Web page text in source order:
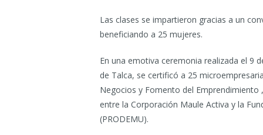
Las clases se impartieron gracias a un
beneficiando a 25 mujeres.
En una emotiva ceremonia realizada el 9
de Talca, se certificó a 25
Negocios y Fomento del
entre la Corporación Maule Activa y la
(PRODEMU).